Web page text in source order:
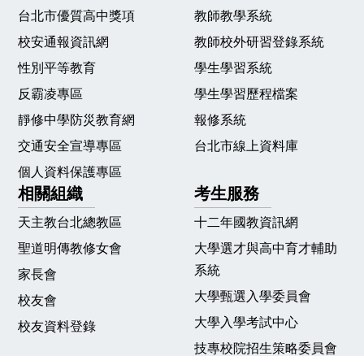
台北市優質高中獎項
校安通報資訊網
性別平等教育
反霸凌專區
靜修中學防災教育網
交通安全宣導專區
個人資料保護專區
教師教學系統
教師校外研習登錄系統
學生學習系統
學生學習歷程檔案
報修系統
台北市線上資料庫
相關組織
天主教台北總教區
聖道明傳教修女會
家長會
校友會
校友資料登錄
考生服務
十二年國教資訊網
大學選才與高中育才輔助
系統
大學甄選入學委員會
大學入學考試中心
技專校院招生策略委員會